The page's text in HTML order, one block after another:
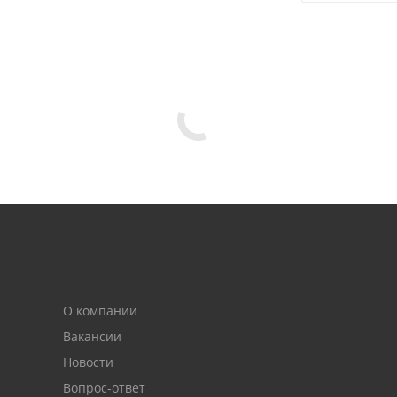
О компании
Вакансии
Новости
Вопрос-ответ